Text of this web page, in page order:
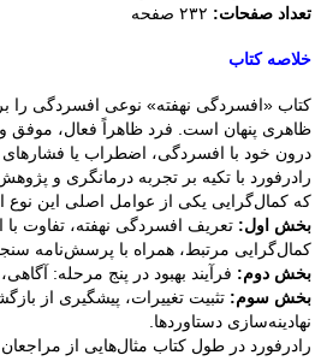
تعداد صفحات:
خلاصه کتاب
کتاب «افسردگی نهفته» نوعی افسردگی
ظاهری پنهان است. فرد ظاهراً فعال، موفق
درون خود با افسردگی، اضطراب یا
رادرفورد با تکیه بر تجربه درمانگری و
که کمال‌گرایی یکی از عوامل اصلی این
بخش اول: تعریف افسردگی نهفته، تفاوت
کمال‌گرایی مرتبط، همراه با پرسش‌نامه
بخش دوم: فرآیند بهبود در پنج مرحله:
بخش سوم: تثبیت تغییرات، پیشگیری از
نهادینه‌سازی دستاوردها.
رادرفورد در طول کتاب مثال‌هایی از